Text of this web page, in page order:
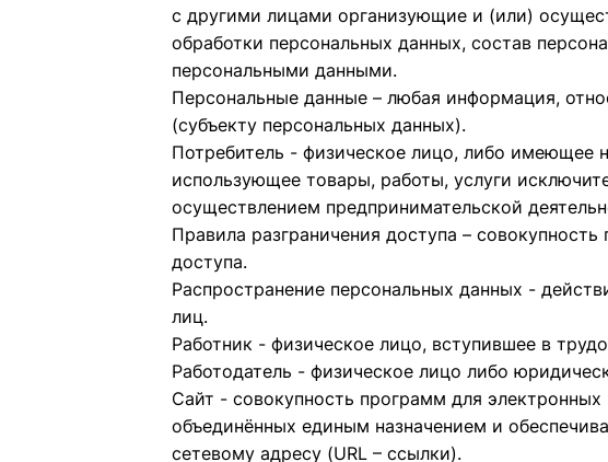
с другими лицами организующие и (или)
обработки персональных данных, состав
персональными данными.
Персональные данные – любая информация,
(субъекту персональных данных).
Потребитель - физическое лицо, либо имеющее
использующее товары, работы, услуги
осуществлением предпринимательской
Правила разграничения доступа –
доступа.
Распространение персональных данных -
лиц.
Работник - физическое лицо, вступившее в
Работодатель - физическое лицо либо
Сайт - совокупность программ для
объединённых единым назначением и
сетевому адресу (URL – ссылки).